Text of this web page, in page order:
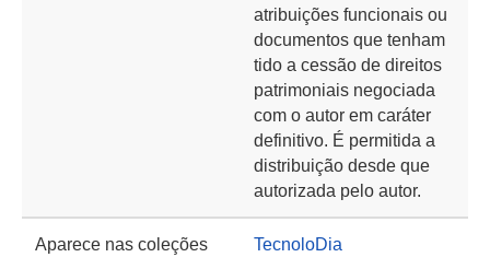
atribuições funcionais ou
documentos que tenham
tido a cessão de direitos
patrimoniais negociada
com o autor em caráter
definitivo. É permitida a
distribuição desde que
autorizada pelo autor.
Aparece nas coleções TecnoloDia